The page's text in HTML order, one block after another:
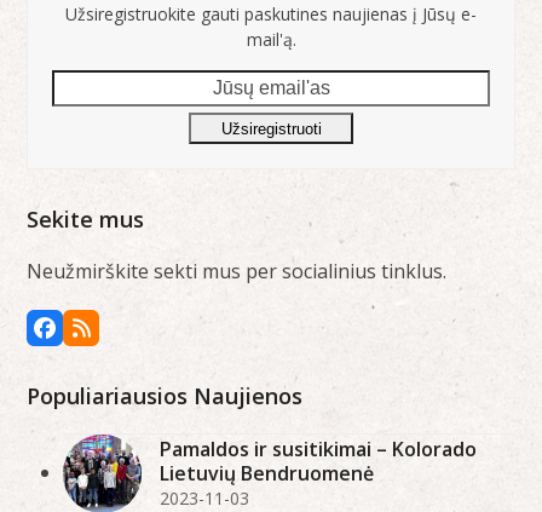
Užsiregistruokite gauti paskutines naujienas į Jūsų e-
mail'ą.
email'as
Užsiregistruoti
Sekite mus
Neužmirškite sekti mus per socialinius tinklus.
Facebook
RSS
Populiariausios Naujienos
Pamaldos ir susitikimai – Kolorado
Lietuvių Bendruomenė
2023-11-03